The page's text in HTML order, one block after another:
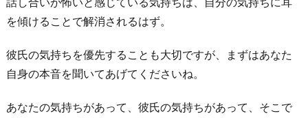
を傾けることで解消されるはず。
彼氏の気持ちを優先することも大切ですが、まずはあなた
自身の本音を聞いてあげてくださいね。
あなたの気持ちがあって、彼氏の気持ちがあって、そこで